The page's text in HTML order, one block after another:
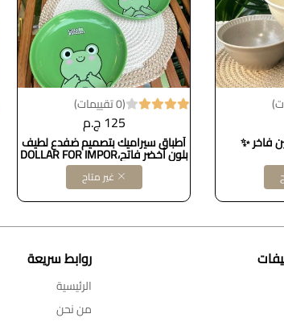
فاخر ✨
(0 تقييمات)
125 ج.م
أطباق سيراميك بتصميم ضفدع لطيف
بلون أخضر فاتح،DOLLAR FOR IMPOR
كود B0DZQMS2Q1 غير متاح
روابط سريعة
الرئيسية
من نحن